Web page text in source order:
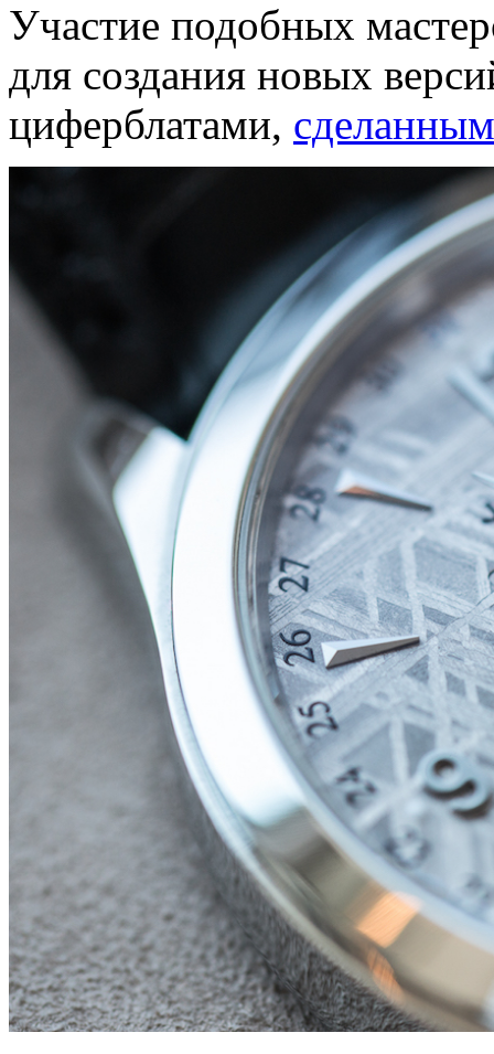
Участие подобных
для создания новых
циферблатами,